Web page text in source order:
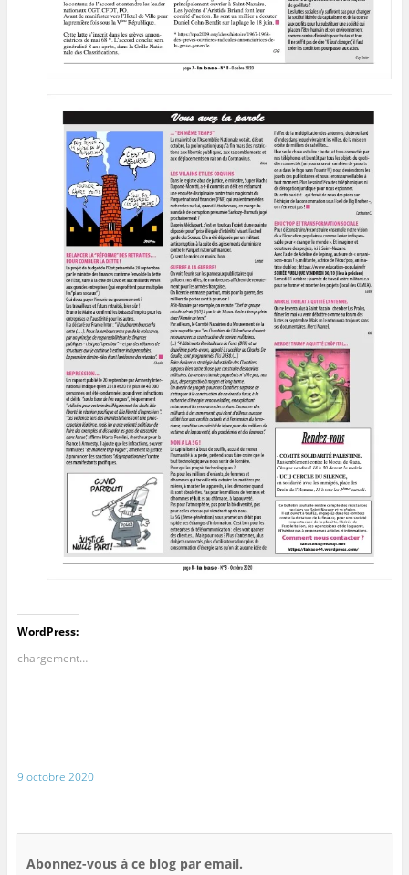
WordPress:
chargement…
9 octobre 2020
Abonnez-vous à ce blog par email.